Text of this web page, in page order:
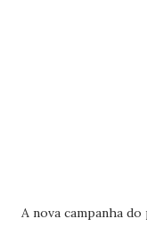
A nova campanha